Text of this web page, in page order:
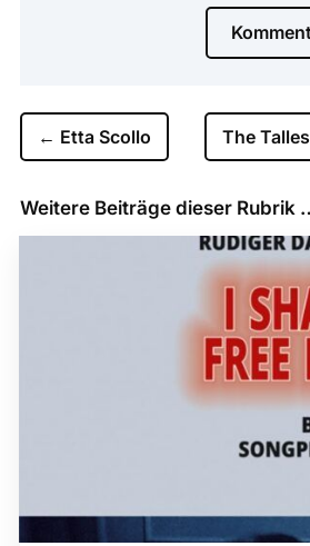
← Etta Scollo The
Weitere Beiträge dieser Rubrik